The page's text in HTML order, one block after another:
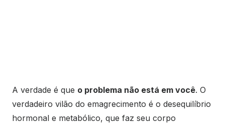
A verdade é que o problema não está em você. O
verdadeiro vilão do emagrecimento é o desequilíbrio
hormonal e metabólico, que faz seu corpo